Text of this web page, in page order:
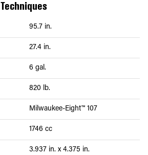
95.7 in.
27.4 in.
6 gal.
820 lb.
Milwaukee-Eight™ 107
1746 cc
3.937 in. x 4.375 in.